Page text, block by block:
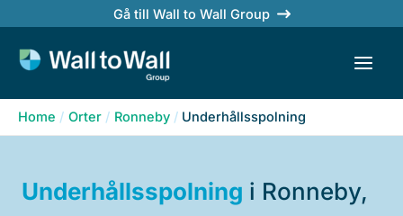
content
Gå till Wall to Wall Group
Home Orter Ronneby Underhållsspolning
Underhållsspolning i Ronneby,